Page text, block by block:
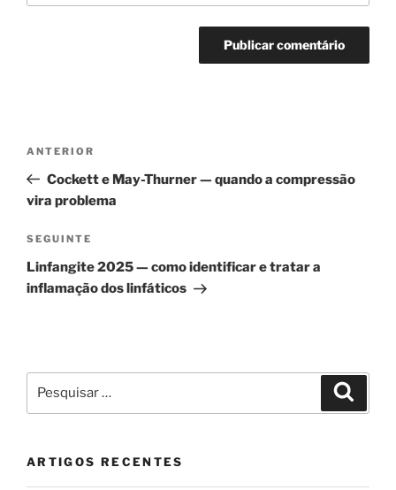
artigos
Conteúdo
anterior
ANTERIOR
Cockett e May-Thurner — quando a compressão
vira problema
Conteúdo
seguinte
SEGUINTE
Linfangite 2025 — como identificar e tratar a
inflamação dos linfáticos
por:
ARTIGOS RECENTES